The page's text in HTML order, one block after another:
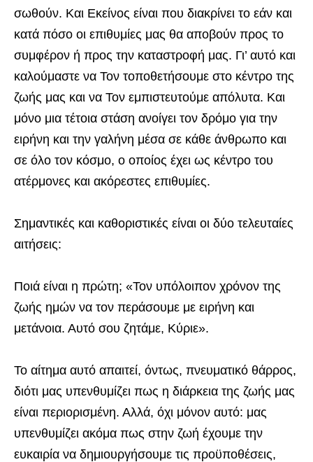
σωθούν. Και Εκείνος είναι που διακρίνει το εάν και
κατά πόσο οι επιθυμίες μας θα αποβούν προς το
συμφέρον ή προς την καταστροφή μας. Γι’ αυτό και
καλούμαστε να Τον τοποθετήσουμε στο κέντρο της
ζωής μας και να Τον εμπιστευτούμε απόλυτα. Και
μόνο μια τέτοια στάση ανοίγει τον δρόμο για την
ειρήνη και την γαλήνη μέσα σε κάθε άνθρωπο και
σε όλο τον κόσμο, ο οποίος έχει ως κέντρο του
ατέρμονες και ακόρεστες επιθυμίες.
Σημαντικές και καθοριστικές είναι οι δύο τελευταίες
αιτήσεις:
Ποιά είναι η πρώτη; «Τον υπόλοιπον χρόνον της
ζωής ημών να τον περάσουμε με ειρήνη και
μετάνοια. Αυτό σου ζητάμε, Κύριε».
Το αίτημα αυτό απαιτεί, όντως, πνευματικό θάρρος,
διότι μας υπενθυμίζει πως η διάρκεια της ζωής μας
είναι περιορισμένη. Αλλά, όχι μόνον αυτό: μας
υπενθυμίζει ακόμα πως στην ζωή έχουμε την
ευκαιρία να δημιουργήσουμε τις προϋποθέσεις,